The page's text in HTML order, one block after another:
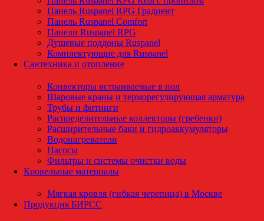
Панель Ruspanel RPG Градиент
Панель Ruspanel Comfort
Панели Ruspanel RPG
Душевые поддоны Ruspanel
Комплектующие для Ruspanel
Сантехника и отопление
Конвекторы встраиваемые в пол
Шаровые краны и терморегулирующая арматура
Трубы и фитинги
Распределительные коллекторы (гребенки)
Расширительные баки и гидроаккумуляторы
Водонагреватели
Насосы
Фильтры и системы очистки воды
Кровельные материалы
Мягкая кровля (гибкая черепица) в Москве
Продукция БИРСС